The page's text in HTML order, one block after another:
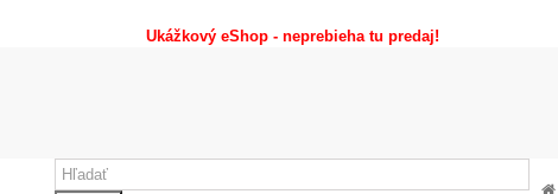
Ukážkový eShop - neprebieha tu predaj!